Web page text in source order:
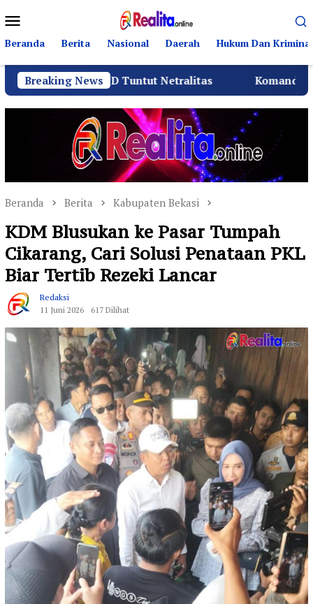
ke
kontenMobile
Beranda Berita Nasional Daerah Hukum Dan Kriminal
Breaking News
Tuntut Netralitas Komando Angkatan Laut I
Beranda Berita Kabupaten Bekasi
KDM Blusukan ke Pasar Tumpah
Cikarang, Cari Solusi Penataan PKL
Biar Tertib Rezeki Lancar
Redaksi
11 Juni 2026
617 Dilihat